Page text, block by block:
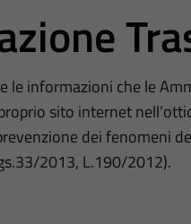
le informazioni che le
sito internet
dei fenomeni
2013, L.190/2012).